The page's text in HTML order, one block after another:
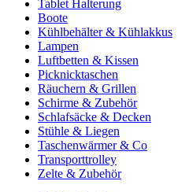
Tablet Halterung
Boote
Kühlbehälter & Kühlakkus
Lampen
Luftbetten & Kissen
Picknicktaschen
Räuchern & Grillen
Schirme & Zubehör
Schlafsäcke & Decken
Stühle & Liegen
Taschenwärmer & Co
Transporttrolley
Zelte & Zubehör